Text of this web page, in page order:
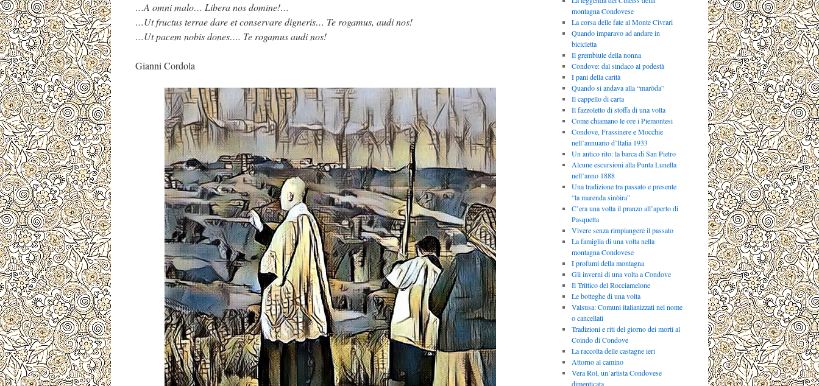
…A omni malo… Libera nos domine!…
…Ut fructus terrae dare et conservare digneris… Te rogamus, audi nos!
…Ut pacem nobis dones…. Te rogamus audi nos!
Gianni Cordola
montagna Condovese
La corsa delle fate al Monte Civrari
Quando imparavo ad andare in
bicicletta
Il grembiule della nonna
Condove: dal sindaco al podestà
I pani della carità
Quando si andava alla “maròda”
Il cappello di carta
Il fazzoletto di stoffa di una volta
Come chiamano le ore i Piemontesi
Condove, Frassinere e Mocchie
nell’annuario d’Italia 1933
Un antico rito: la barca di San Pietro
Alcune escursioni alla Punta Lunella
nell’anno 1888
Una tradizione tra passato e presente
“la marenda sinòira”
C’era una volta il pranzo all’aperto di
Pasquetta
Vivere senza rimpiangere il passato
La famiglia di una volta nella
montagna Condovese
I profumi della montagna
Gli inverni di una volta a Condove
Il Trittico del Rocciamelone
Le botteghe di una volta
Valsusa: Comuni italianizzati nel nome
o cancellati
Tradizioni e riti del giorno dei morti al
Coindo di Condove
La raccolta delle castagne ieri
Attorno al camino
Vera Rol, un’artista Condovese
dimenticata